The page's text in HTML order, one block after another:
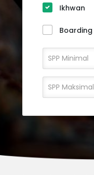
Ikhwan
Boarding